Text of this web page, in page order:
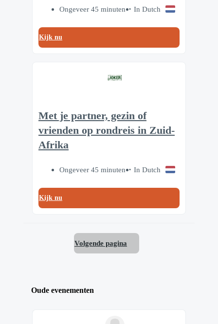
Ongeveer 45 minuten In Dutch
Kijk nu
Met je partner, gezin of
vrienden op rondreis in Zuid-
Afrika
Ongeveer 45 minuten In Dutch
Kijk nu
Volgende pagina
Oude evenementen